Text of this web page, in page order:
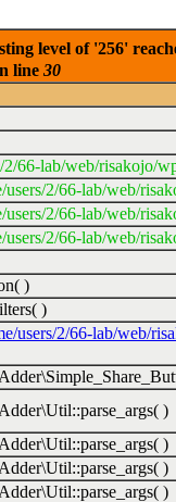
level of '256'
line 30
2/66-lab/web/risakojo/
users/2/66-lab/web/
users/2/66-lab/web/
users/2/66-lab/web/
)
)
users/2/66-lab/web/
)
)
)
)